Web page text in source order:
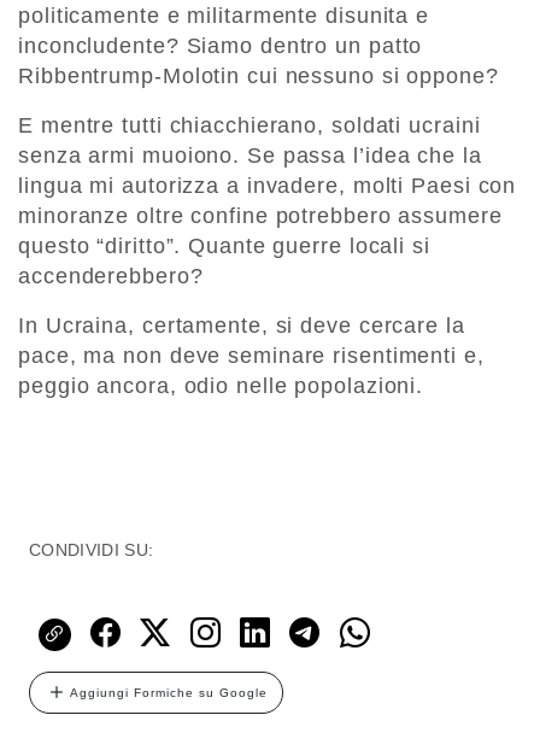
politicamente e militarmente disunita e
inconcludente? Siamo dentro un patto
Ribbentrump-Molotin cui nessuno si oppone?
E mentre tutti chiacchierano, soldati ucraini
senza armi muoiono. Se passa l’idea che la
lingua mi autorizza a invadere, molti Paesi con
minoranze oltre confine potrebbero assumere
questo “diritto”. Quante guerre locali si
accenderebbero?
In Ucraina, certamente, si deve cercare la
pace, ma non deve seminare risentimenti e,
peggio ancora, odio nelle popolazioni.
CONDIVIDI SU:
Aggiungi Formiche su Google